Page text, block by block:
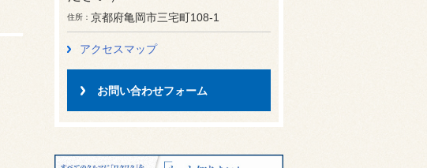
住所 京都府亀岡市三宅町108-1
アクセスマップ
お問い合わせフォーム